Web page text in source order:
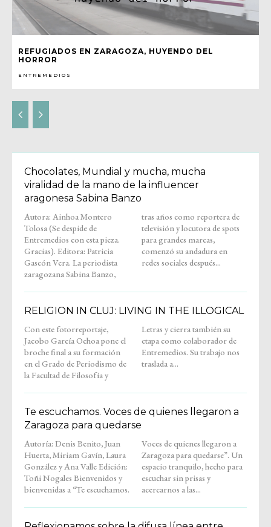
REFUGIADOS EN ZARAGOZA, HUYENDO DEL
HORROR
ENTREMEDIOS
Chocolates, Mundial y mucha, mucha
viralidad de la mano de la influencer
aragonesa Sabina Banzo
Autora: Ainhoa Montero
Tolosa (Se despide de
Entremedios con esta pieza.
Gracias). Editora: Patricia
Gascón Vera. La periodista
zaragozana Sabina Banzo,
tras años como reportera de
televisión y locutora de spots
para grandes marcas,
comenzó su andadura en
redes sociales después...
RELIGION IN CLUJ: LIVING IN THE ILLOGICAL
Con este fotorreportaje,
Jacobo García Ochoa pone el
broche final a su formación
en el Grado de Periodismo de
la Facultad de Filosofía y
Letras y cierra también su
etapa como colaborador de
Entremedios. Su trabajo nos
traslada a...
Te escuchamos. Voces de quienes llegaron a
Zaragoza para quedarse
Autoría: Denis Benito, Juan
Huerta, Miriam Gavín, Laura
González y Ana Valle Edición:
Toñi Nogales Bienvenidos y
bienvenidas a “Te escuchamos.
Voces de quienes llegaron a
Zaragoza para quedarse”. Un
espacio tranquilo, hecho para
escuchar sin prisas y
acercarnos a las...